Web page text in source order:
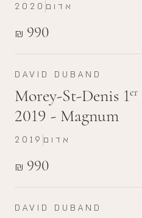
₪ 990
2020 אדום
DAVID DUBAND
Morey-St-Denis 1er
2019 - Magnum
₪ 990
2019 אדום
DAVID DUBAND